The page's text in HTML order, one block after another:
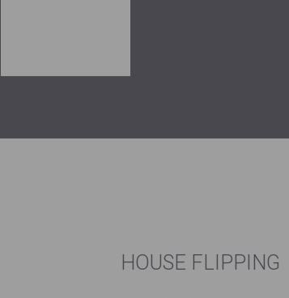
HOUSE FLIPPING